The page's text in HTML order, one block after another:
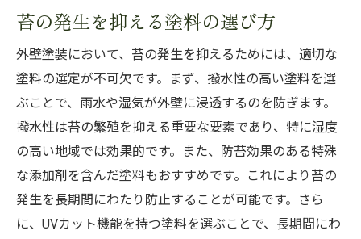
最新の苔防止技術を取り入れた外壁塗装
苔対策としての先進的な塗装技術
苔防止における最新外壁塗装ソリューショ
ン
実証済みの苔防止技術を活用した外壁塗装
苔発生を防ぐための革新的な外壁塗装技術
長寿命の住宅を実現する外壁塗装と苔防止の関
苔の発生を抑える塗料の選び方
外壁塗装において、苔の発生を抑えるためには、適切な
塗料の選定が不可欠です。まず、撥水性の高い塗料を選
ぶことで、雨水や湿気が外壁に浸透するのを防ぎます。
撥水性は苔の繁殖を抑える重要な要素であり、特に湿度
の高い地域では効果的です。また、防苔効果のある特殊
な添加剤を含んだ塗料もおすすめです。これにより苔の
発生を長期間にわたり防止することが可能です。さら
に、UVカット機能を持つ塗料を選ぶことで、長期間にわ